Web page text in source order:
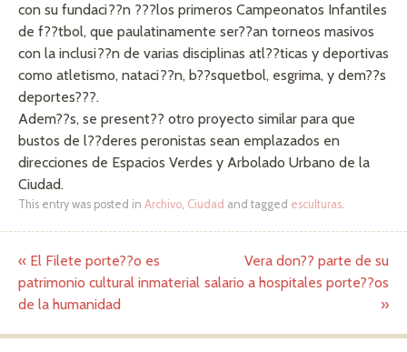
con su fundaci??n ???los primeros Campeonatos Infantiles
de f??tbol, que paulatinamente ser??an torneos masivos
con la inclusi??n de varias disciplinas atl??ticas y deportivas
como atletismo, nataci??n, b??squetbol, esgrima, y dem??s
deportes???.
Adem??s, se present?? otro proyecto similar para que
bustos de l??deres peronistas sean emplazados en
direcciones de Espacios Verdes y Arbolado Urbano de la
Ciudad.
This entry was posted in Archivo, Ciudad and tagged esculturas.
Post navigation
« El Filete porte??o es
patrimonio cultural inmaterial
de la humanidad
Vera don?? parte de su
salario a hospitales porte??os
»